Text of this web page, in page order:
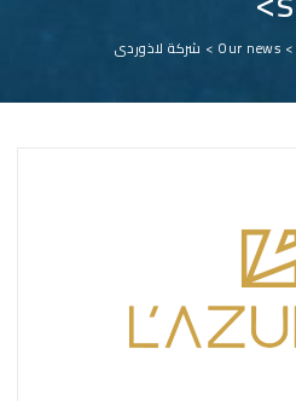
>
Our news
> شركة لاذوردى